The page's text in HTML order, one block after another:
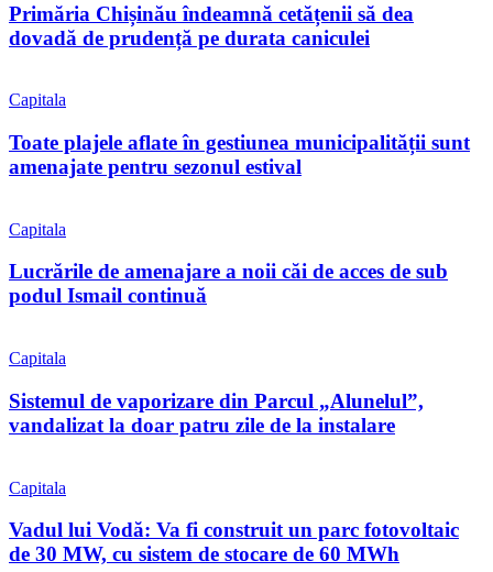
Primăria Chișinău îndeamnă cetățenii să dea
dovadă de prudență pe durata caniculei
Capitala
Toate plajele aflate în gestiunea municipalității sunt
amenajate pentru sezonul estival
Capitala
Lucrările de amenajare a noii căi de acces de sub
podul Ismail continuă
Capitala
Sistemul de vaporizare din Parcul „Alunelul”,
vandalizat la doar patru zile de la instalare
Capitala
Vadul lui Vodă: Va fi construit un parc fotovoltaic
de 30 MW, cu sistem de stocare de 60 MWh